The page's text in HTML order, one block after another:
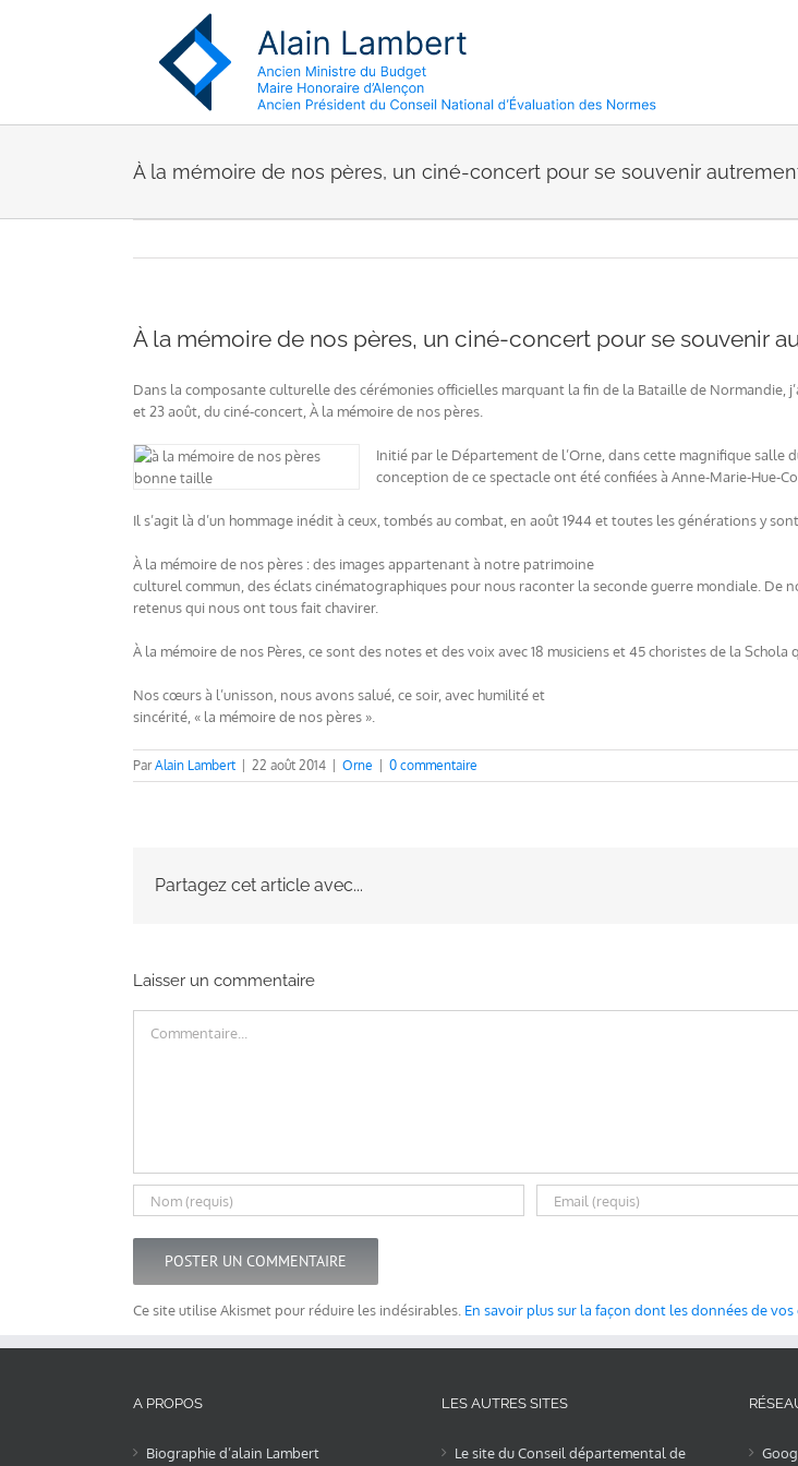
À la mémoire de nos pères, un ciné-concert pour se souvenir
À la mémoire de nos pères, un ciné-concert pour se souvenir
Dans la composante culturelle des cérémonies officielles marquant la fin de la Bataille de Normandie,
et 23 août, du ciné-concert, À la mémoire de nos pères.
Initié par le Département de l’Orne, dans cette magnifique salle
conception de ce spectacle ont été confiées à Anne-Marie-Hue-
Il s’agit là d’un hommage inédit à ceux, tombés au combat, en août 1944 et toutes les générations y sont
À la mémoire de nos pères : des images appartenant à notre patrimoine
culturel commun, des éclats cinématographiques pour nous raconter la seconde guerre mondiale. De
retenus qui nous ont tous fait chavirer.
À la mémoire de nos Pères, ce sont des notes et des voix avec 18 musiciens et 45 choristes de la
Nos cœurs à l’unisson, nous avons salué, ce soir, avec humilité et
sincérité, « la mémoire de nos pères ».
ParAlain Lambert 22 août 2014 Orne 0 commentaire
Partagez cet article avec...
Laisser un commentaire
Ce site utilise Akismet pour réduire les indésirables. En savoir plus sur la façon dont les données de
A PROPOS
Biographie d’alain Lambert
LES AUTRES SITES
Le site du Conseil départemental de